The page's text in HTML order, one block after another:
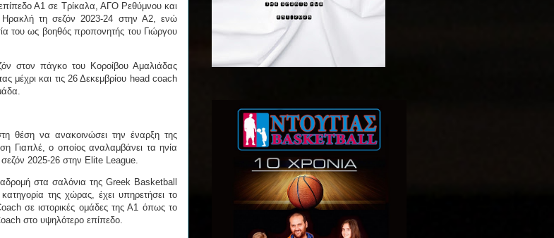
Α1 σε Τρίκαλα, ΑΓΟ Ρεθύμνου και
Ηρακλή τη σεζόν 2023-24 στην Α2, ενώ
του ως βοηθός προπονητής του Γιώργου
στον πάγκο του Κοροίβου Αμαλιάδας
μέχρι και τις 26 Δεκεμβρίου head coach
θέση να ανακοινώσει την έναρξη της
Γιαπλέ, ο οποίος αναλαμβάνει τα ηνία
σεζόν 2025-26 στην Elite League.
στα σαλόνια της Greek Basketball
της χώρας, έχει υπηρετήσει το
σε ιστορικές ομάδες της Α1 όπως το
στο υψηλότερο επίπεδο.